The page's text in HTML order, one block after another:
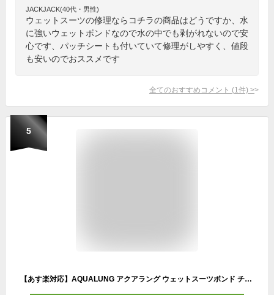
JACKJACK(40代・男性)
ウェットスーツの修理ならコチラの商品はどうですか、水
に強いウェットボンドなので水の中でも剥がれないので安
心です、パッチシートも付いていて修理がしやすく、値段
も安いのでおススメです
全てのおすすめコメント (1 件) >
5
【あす楽対応】AQUALUNG アクアラング ウェットスーツボンド チューブ入り ゴムのり ウェットスーツ接着剤